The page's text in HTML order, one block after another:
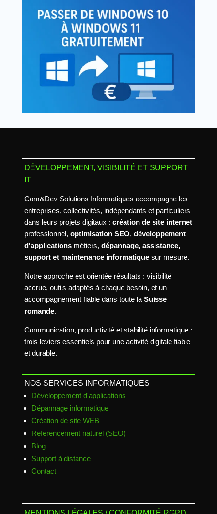
DÉVELOPPEMENT, VISIBILITÉ ET SUPPORT
IT
Com&Dev Solutions Informatiques accompagne les
entreprises, collectivités, indépendants et particuliers
dans leurs projets digitaux : création de site internet
professionnel, optimisation SEO, développement
d'applicationsmétiers, dépannage, assistance,
support et maintenance informatiquesur mesure.
Notre approche est orientée résultats : visibilité
accrue, outils adaptés à chaque besoin, et un
accompagnement fiable dans toute la Suisse
romande.
Communication, productivité et stabilité informatique :
trois leviers essentiels pour une activité digitale fiable
et durable.
NOS SERVICES INFORMATIQUES
Développement d'applications
Dépannage informatique
Création de site WEB
Référencement naturel (SEO)
Blog
Support à distance
Contact